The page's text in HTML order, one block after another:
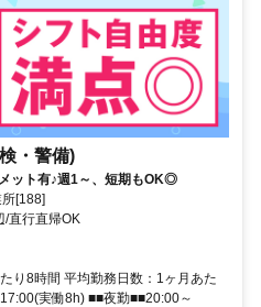
・警備)
ット有♪週1～、短期もOK◎
[188]
/直行直帰OK
り8時間 平均勤務日数：1ヶ月あた
実働8h) ■■夜勤■■20:00～